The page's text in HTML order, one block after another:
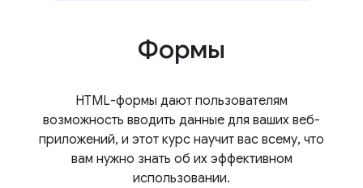
Формы
HTML-формы дают пользователям
возможность вводить данные для ваших веб-
приложений, и этот курс научит вас всему, что
вам нужно знать об их эффективном
использовании.